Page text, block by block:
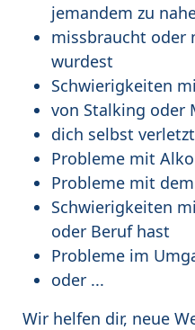
jemandem zu
missbraucht oder
wurdest
Schwierigkeiten
von Stalking oder
dich selbst verletzt
Probleme mit
Probleme mit
Schwierigkeiten
oder Beruf hast
Probleme im
oder ...
Wir helfen dir, neue